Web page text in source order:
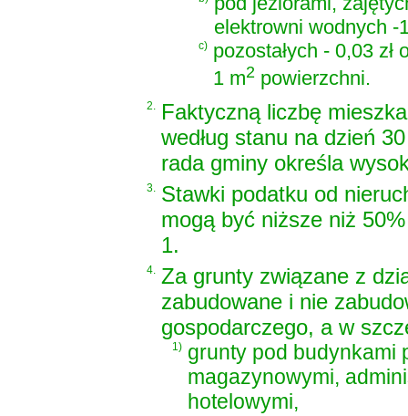
elektrowni wodnych -
c) pozostałych - 0,03 zł
1 m2 powierzchni.
2. Faktyczną liczbę
według stanu na dzień
rada gminy określa
3. Stawki podatku od
mogą być niższe niż
1.
4. Za grunty związane z
zabudowane i nie
gospodarczego, a w
1) grunty pod budynkami
magazynowymi,
hotelowymi,